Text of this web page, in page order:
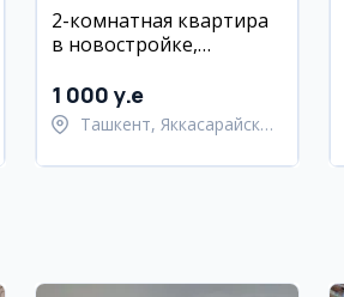
2-комнатная квартира
в новостройке,
Руставели
1 000 y.e
Ташкент, Яккасарайский